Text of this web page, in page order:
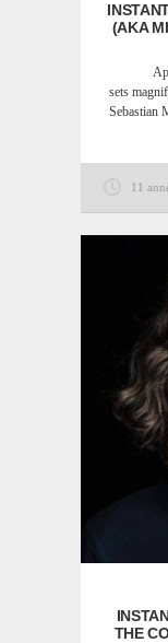
(AKA
sets
Sebastian
11
THE